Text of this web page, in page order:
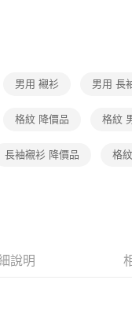
完成當下不需立刻繳費，但若
經商家同意取消之訂單仍視為
「AFTEE先享後付 」之結帳
要範圍內提供個人資料，並
份有限公司。
男用 襯衫 男用 長
格紋 降價品 格紋
長袖襯衫 降價品 格
說明